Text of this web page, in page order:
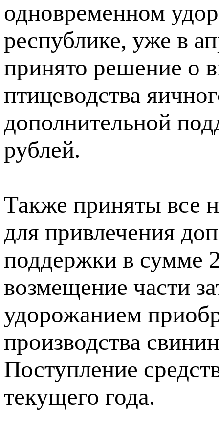
одновременном
республике, уже в
принято решение о
птицеводства
дополнительной
рублей.
Также приняты все
для привлечения
поддержки в сумме
возмещение части
удорожанием
производства
Поступление
текущего года.